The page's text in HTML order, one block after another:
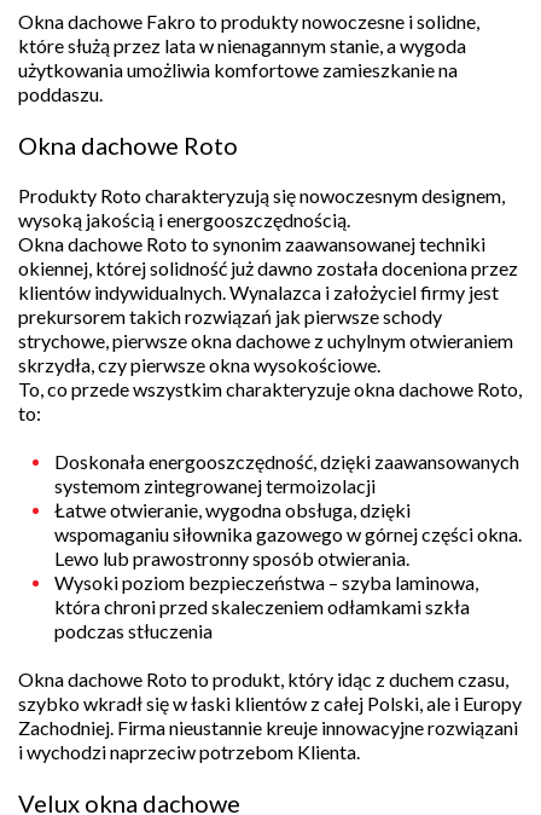
Okna dachowe Fakro to produkty nowoczesne i solidne,
które służą przez lata w nienagannym stanie, a wygoda
użytkowania umożliwia komfortowe zamieszkanie na
poddaszu.
Okna dachowe Roto
Produkty Roto charakteryzują się nowoczesnym designem,
wysoką jakością i energooszczędnością.
Okna dachowe Roto to synonim zaawansowanej techniki
okiennej, której solidność już dawno została doceniona przez
klientów indywidualnych. Wynalazca i założyciel firmy jest
prekursorem takich rozwiązań jak pierwsze schody
strychowe, pierwsze okna dachowe z uchylnym otwieraniem
skrzydła, czy pierwsze okna wysokościowe.
To, co przede wszystkim charakteryzuje okna dachowe Roto,
to:
Doskonała energooszczędność, dzięki zaawansowanych
systemom zintegrowanej termoizolacji
Łatwe otwieranie, wygodna obsługa, dzięki
wspomaganiu siłownika gazowego w górnej części okna.
Lewo lub prawostronny sposób otwierania.
Wysoki poziom bezpieczeństwa – szyba laminowa,
która chroni przed skaleczeniem odłamkami szkła
podczas stłuczenia
Okna dachowe Roto to produkt, który idąc z duchem czasu,
szybko wkradł się w łaski klientów z całej Polski, ale i Europy
Zachodniej. Firma nieustannie kreuje innowacyjne rozwiązani
i wychodzi naprzeciw potrzebom Klienta.
Velux okna dachowe